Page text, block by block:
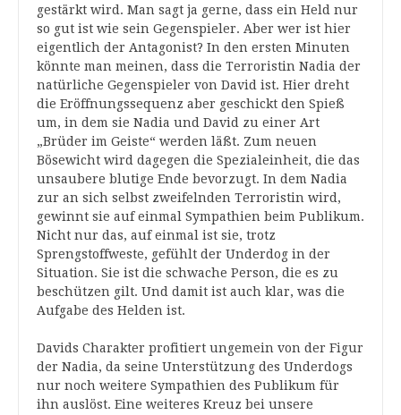
gestärkt wird. Man sagt ja gerne, dass ein Held nur
so gut ist wie sein Gegenspieler. Aber wer ist hier
eigentlich der Antagonist? In den ersten Minuten
könnte man meinen, dass die Terroristin Nadia der
natürliche Gegenspieler von David ist. Hier dreht
die Eröffnungssequenz aber geschickt den Spieß
um, in dem sie Nadia und David zu einer Art
„Brüder im Geiste“ werden läßt. Zum neuen
Bösewicht wird dagegen die Spezialeinheit, die das
unsaubere blutige Ende bevorzugt. In dem Nadia
zur an sich selbst zweifelnden Terroristin wird,
gewinnt sie auf einmal Sympathien beim Publikum.
Nicht nur das, auf einmal ist sie, trotz
Sprengstoffweste, gefühlt der Underdog in der
Situation. Sie ist die schwache Person, die es zu
beschützen gilt. Und damit ist auch klar, was die
Aufgabe des Helden ist.
Davids Charakter profitiert ungemein von der Figur
der Nadia, da seine Unterstützung des Underdogs
nur noch weitere Sympathien des Publikum für
ihn auslöst. Eine weiteres Kreuz bei unsere